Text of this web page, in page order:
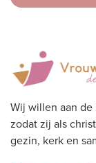
Wij willen aan
zodat zij als
gezin, kerk en